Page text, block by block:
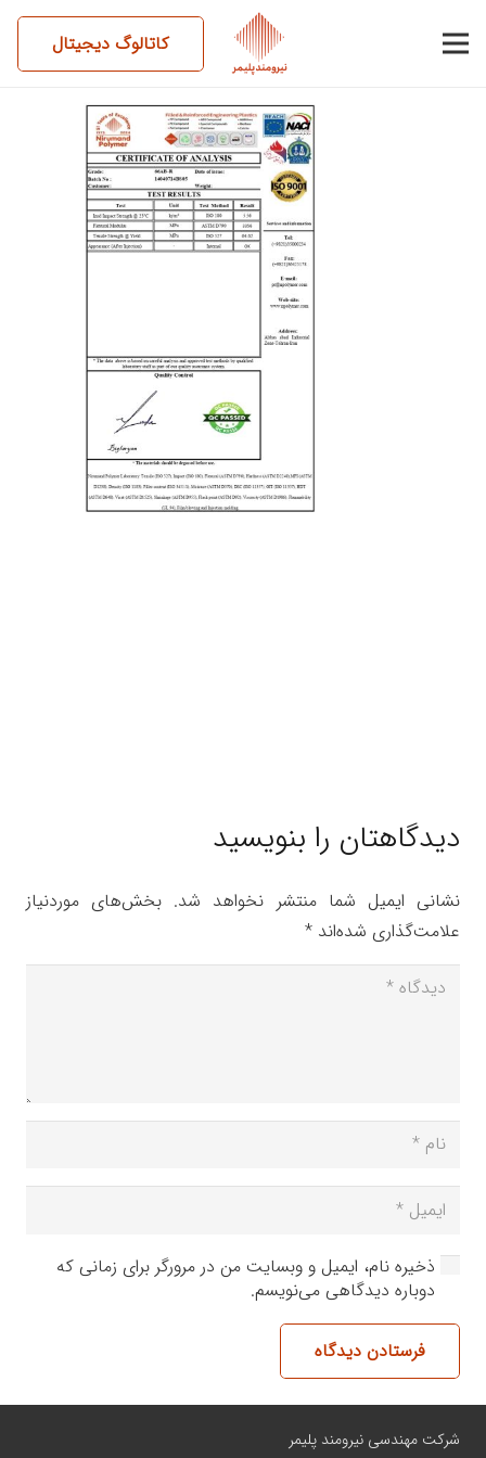
کاتالوگ دیجیتال
14040714BS05-66AB-R
دیدگاهتان را بنویسید
نشانی ایمیل شما منتشر نخواهد شد. بخش‌های موردنیاز
علامت‌گذاری شده‌اند *
ذخیره نام، ایمیل و وبسایت من در مرورگر برای زمانی که
دوباره دیدگاهی می‌نویسم.
فرستادن دیدگاه
شرکت مهندسی نیرومند پلیمر